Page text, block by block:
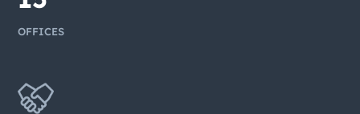
OFFICES